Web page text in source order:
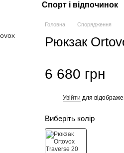
Спорт і відпочинок
Головна Спорядження
Рюкзак
6 680 грн
Увійти для
Виберіть колір